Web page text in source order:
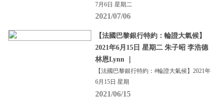
7月6日 星期二
2021/07/06
【法國巴黎銀行特約：輪證大氣候】
2021年6月15日 星期二 朱子昭 李浩德
林恩Lynn ｜
【法國巴黎銀行特約：#輪證大氣候】2021年
6月15日 星期
2021/06/15